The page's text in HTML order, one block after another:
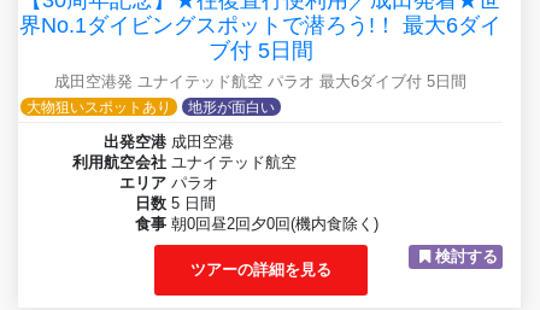
界No.1ダイビングスポットで潜ろう!！ 最大6ダイ
ブ付 5日間
成田空港発 ユナイテッド航空 パラオ 最大6ダイブ付 5日間
大物狙いスポットあり
地形が面白い
出発空港 成田空港
利用航空会社 ユナイテッド航空
エリア パラオ
日数 5 日間
食事 朝0回昼2回夕0回(機内食除く)
ツアーの詳細を見る
検討する